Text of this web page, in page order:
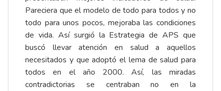
Pareciera que el modelo de todo para todos y no
todo para unos pocos, mejoraba las condiciones
de vida. Así surgió la Estrategia de APS que
buscó llevar atención en salud a aquellos
necesitados y que adoptó el lema de salud para
todos en el año 2000. Así, las miradas
contradictorias se centraban no en la